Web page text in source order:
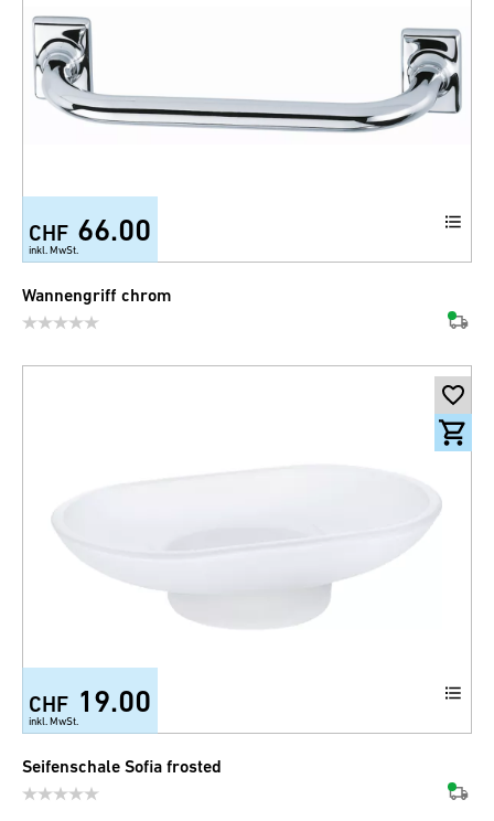
CHF 66.00
inkl. MwSt.
Wannengriff chrom
CHF 19.00
inkl. MwSt.
Seifenschale Sofia frosted